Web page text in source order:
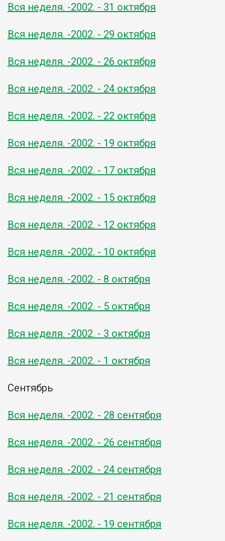
Вся неделя. -2002. - 31 октября
Вся неделя. -2002. - 29 октября
Вся неделя. -2002. - 26 октября
Вся неделя. -2002. - 24 октября
Вся неделя. -2002. - 22 октября
Вся неделя. -2002. - 19 октября
Вся неделя. -2002. - 17 октября
Вся неделя. -2002. - 15 октября
Вся неделя. -2002. - 12 октября
Вся неделя. -2002. - 10 октября
Вся неделя. -2002. - 8 октября
Вся неделя. -2002. - 5 октября
Вся неделя. -2002. - 3 октября
Вся неделя. -2002. - 1 октября
Сентябрь
Вся неделя. -2002. - 28 сентября
Вся неделя. -2002. - 26 сентября
Вся неделя. -2002. - 24 сентября
Вся неделя. -2002. - 21 сентября
Вся неделя. -2002. - 19 сентября